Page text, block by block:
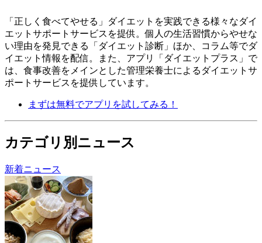
「正しく食べてやせる」ダイエットを実践できる様々なダイ
エットサポートサービスを提供。個人の生活習慣からやせな
い理由を発見できる「ダイエット診断」ほか、コラム等でダ
イエット情報を配信。 また、アプリ「ダイエットプラス」で
は、食事改善をメインとした管理栄養士によるダイエットサ
ポートサービスを提供しています。
まずは無料でアプリを試してみる！
カテゴリ別ニュース
新着ニュース